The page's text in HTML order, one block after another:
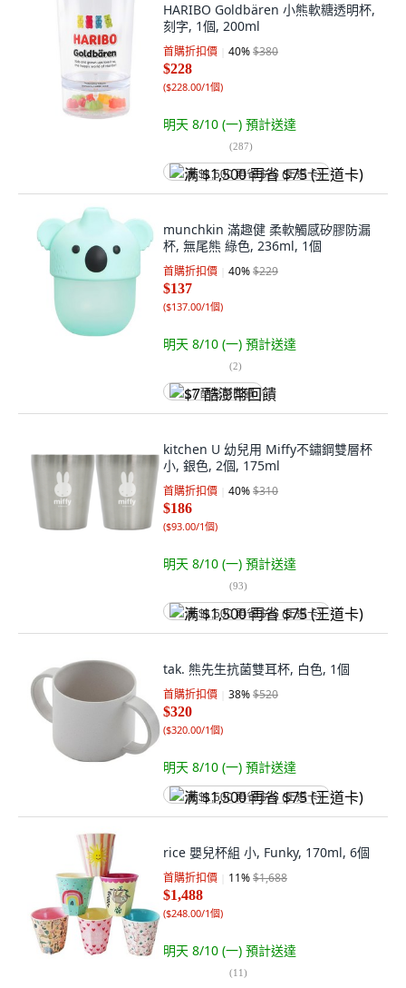
HARIBO Goldbären 小熊軟糖透明杯,
刻字, 1個, 200ml
首購折扣價 40%$380
$228
($228.00/1個)
明天 8/10 (一) 預計送達
(287)
满 $1,500 再省 $75 (王道卡)
munchkin 滿趣健 柔軟觸感矽膠防漏
杯, 無尾熊 綠色, 236ml, 1個
首購折扣價 40%$229
$137
($137.00/1個)
明天 8/10 (一) 預計送達
(2)
$7 酷澎幣回饋
kitchen U 幼兒用 Miffy不鏽鋼雙層杯
小, 銀色, 2個, 175ml
首購折扣價 40%$310
$186
($93.00/1個)
明天 8/10 (一) 預計送達
(93)
满 $1,500 再省 $75 (王道卡)
tak. 熊先生抗菌雙耳杯, 白色, 1個
首購折扣價 38%$520
$320
($320.00/1個)
明天 8/10 (一) 預計送達
满 $1,500 再省 $75 (王道卡)
rice 嬰兒杯組 小, Funky, 170ml, 6個
首購折扣價 11%$1,688
$1,488
($248.00/1個)
明天 8/10 (一) 預計送達
(11)